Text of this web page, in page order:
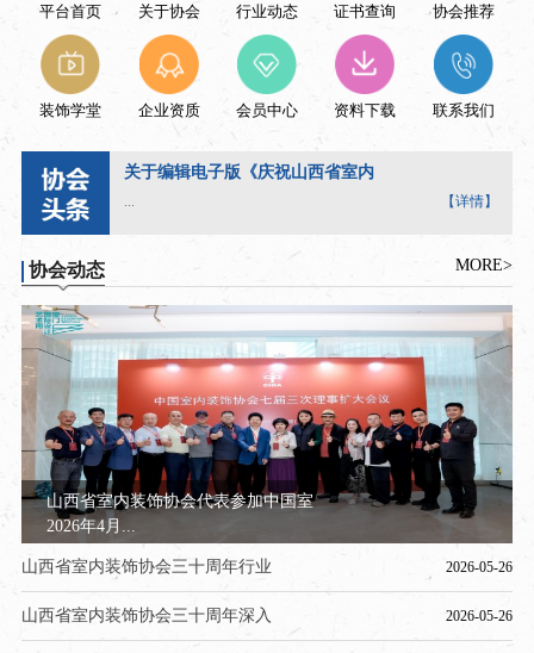
平台首页 关于协会 行业动态 证书查询 协会推荐
装饰学堂 企业资质 会员中心 资料下载 联系我们
关于编辑电子版《庆祝山西省室内
【详情】
协会动态 MORE>
山西省室内装饰协会代表参加中国室
2026年4月...
山西省室内装饰协会三十周年行业 2026-05-26
山西省室内装饰协会三十周年深入 2026-05-26